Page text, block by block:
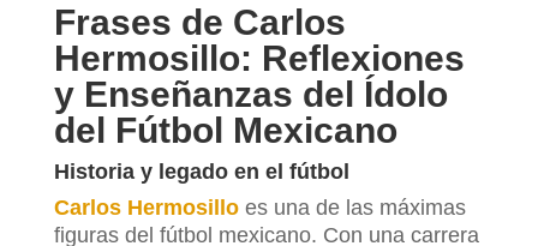
Frases de Carlos
Hermosillo: Reflexiones
y Enseñanzas del Ídolo
del Fútbol Mexicano
Historia y legado en el fútbol
Carlos Hermosillo es una de las máximas
figuras del fútbol mexicano. Con una carrera